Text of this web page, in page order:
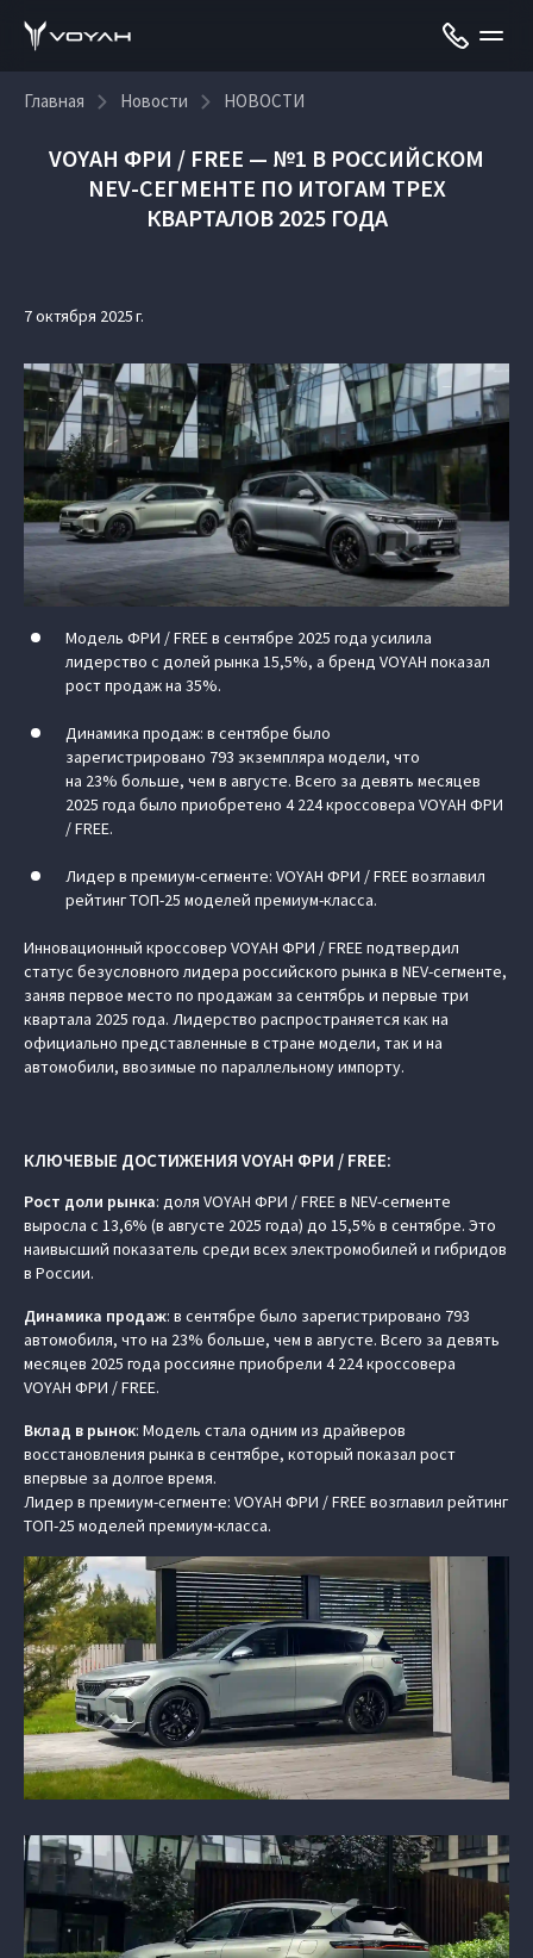
Главная Новости НОВОСТИ
VOYAH ФРИ / FREE — №1 В РОССИЙСКОМ
NEV-СЕГМЕНТЕ ПО ИТОГАМ ТРЕХ
КВАРТАЛОВ 2025 ГОДА
7 октября 2025 г.
Модель ФРИ / FREE в сентябре 2025 года усилила
лидерство с долей рынка 15,5%, а бренд VOYAH показал
рост продаж на 35%.
Динамика продаж: в сентябре было
зарегистрировано 793 экземпляра модели, что
на 23% больше, чем в августе. Всего за девять месяцев
2025 года было приобретено 4 224 кроссовера VOYAH ФРИ
/ FREE.
Лидер в премиум-сегменте: VOYAH ФРИ / FREE возглавил
рейтинг ТОП-25 моделей премиум-класса.
Инновационный кроссовер VOYAH ФРИ / FREE подтвердил
статус безусловного лидера российского рынка в NEV-сегменте,
заняв первое место по продажам за сентябрь и первые три
квартала 2025 года. Лидерство распространяется как на
официально представленные в стране модели, так и на
автомобили, ввозимые по параллельному импорту.
КЛЮЧЕВЫЕ ДОСТИЖЕНИЯ VOYAH ФРИ / FREE:
Рост доли рынка: доля VOYAH ФРИ / FREE в NEV-сегменте
выросла с 13,6% (в августе 2025 года) до 15,5% в сентябре. Это
наивысший показатель среди всех электромобилей и гибридов
в России.
Динамика продаж: в сентябре было зарегистрировано 793
автомобиля, что на 23% больше, чем в августе. Всего за девять
месяцев 2025 года россияне приобрели 4 224 кроссовера
VOYAH ФРИ / FREE.
Вклад в рынок: Модель стала одним из драйверов
восстановления рынка в сентябре, который показал рост
впервые за долгое время.
Лидер в премиум-сегменте: VOYAH ФРИ / FREE возглавил рейтинг
ТОП-25 моделей премиум-класса.